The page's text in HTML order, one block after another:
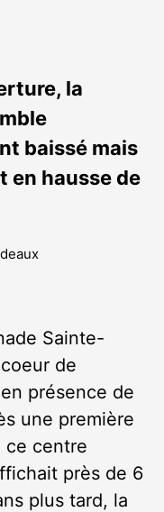
la
baissé mais
en hausse de
Sainte-
de
présence de
une première
ce centre
près de 6
plus tard, la